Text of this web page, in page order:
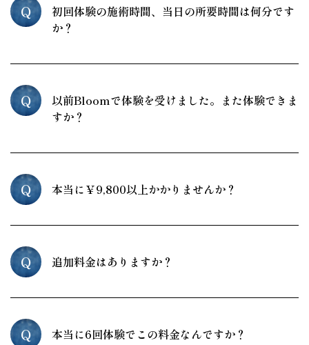
Q
初回体験の施術時間、当日の所要時間は何分です
か？
Q
以前Bloomで体験を受けました。また体験できま
すか？
Q 本当に￥9,800以上かかりませんか？
Q 追加料金はありますか？
Q 本当に6回体験でこの料金なんですか？